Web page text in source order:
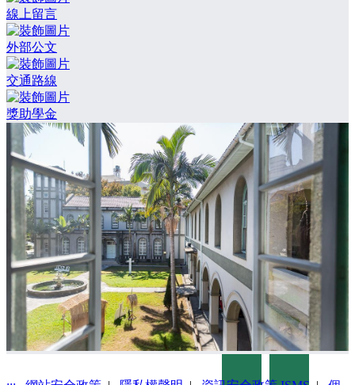
Previous Next
線上留言
外部公文
交通路線
獎助學金